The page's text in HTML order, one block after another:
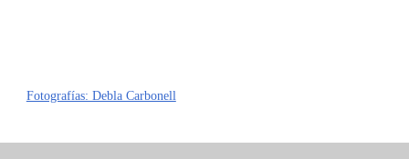
Fotografías: Debla Carbonell